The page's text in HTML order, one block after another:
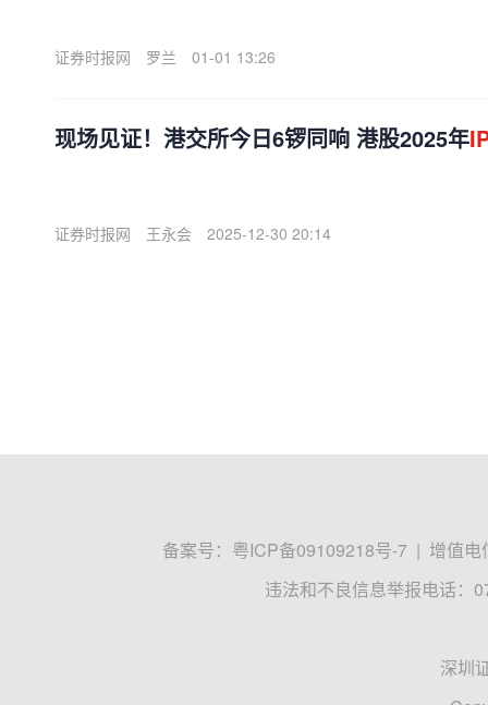
证券时报网 罗兰 01-01 13:26
现场见证！港交所今日6锣同响 港股2025年
证券时报网 王永会 2025-12-30 20:14
备案号： 粤ICP备09109218号-7 | 增值电
违法和不良信息举报电话：
深圳